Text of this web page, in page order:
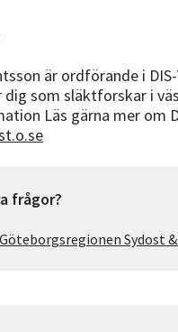
är ordförande i
som släktforskar i
Läs gärna mer om
frågor?
Sydost